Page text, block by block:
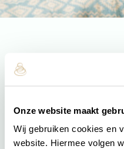
Onze website maakt
Wij gebruiken cookies en
website. Hiermee volgen
Snoezel